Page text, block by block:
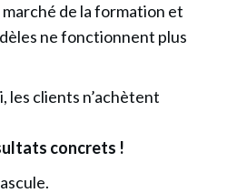
de la formation et
ne fonctionnent plus
les clients n’achètent
concrets !